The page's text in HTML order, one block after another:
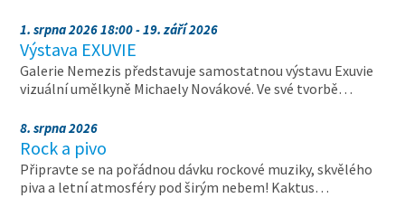
1. srpna 2026 18:00 - 19. září 2026
Výstava EXUVIE
Galerie Nemezis představuje samostatnou výstavu Exuvie
vizuální umělkyně Michaely Novákové. Ve své tvorbě…
8. srpna 2026
Rock a pivo
Připravte se na pořádnou dávku rockové muziky, skvělého
piva a letní atmosféry pod širým nebem! Kaktus…